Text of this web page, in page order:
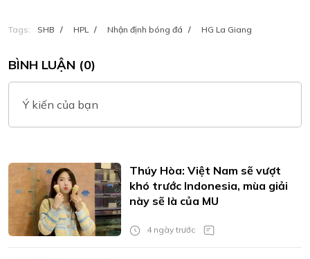
Tags: SHB / HPL / Nhận định bóng đá / HG La Giang
BÌNH LUẬN (0)
Ý kiến của bạn
Thúy Hòa: Việt Nam sẽ vượt
khó trước Indonesia, mùa giải
này sẽ là của MU
4 ngày trước